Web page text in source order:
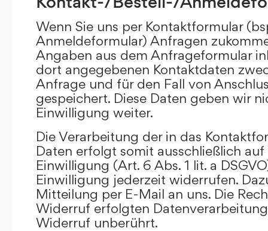
Wenn Sie uns per Kontaktformular
Anmeldeformular) Anfragen
Angaben aus dem Anfrageformular
dort angegebenen Kontaktdaten
Anfrage und für den Fall von
gespeichert. Diese Daten geben wir
Einwilligung weiter.
Die Verarbeitung der in das
Daten erfolgt somit ausschließlich
Einwilligung (Art. 6 Abs. 1 lit. a
Einwilligung jederzeit widerrufen.
Mitteilung per E-Mail an uns. Die
Widerruf erfolgten
Widerruf unberührt.